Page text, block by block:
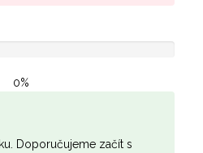
0%
Doporučujeme začít s